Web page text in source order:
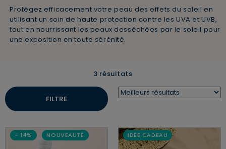
Protégez efficacement votre peau des effets du soleil en
utilisant un soin de haute protection contre les UVA et UVB,
tout en nourrissant les peaux desséchées par le soleil pour
une exposition en toute sérénité.
3 résultats
FILTRE
- 14% NOUVEAUTÉ IDÉE CADEAU